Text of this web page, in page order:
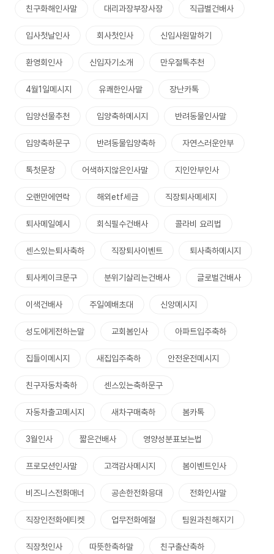
친구화해인사말 대리과장부장사장 직급별건배사
입사첫날인사 회사첫인사 신입사원말하기
환영회인사 신입자기소개 만우절톡추천
4월1일메시지 유쾌한인사말 장난카톡
입양선물추천 입양축하메시지 반려동물인사말
입양축하문구 반려동물입양축하 자연스러운안부
톡첫문장 어색하지않은인사말 지인안부인사
오랜만에연락 해외etf세금 직장퇴사메세지
퇴사메일예시 회식필수건배사 콜라비 요리법
센스있는퇴사축하 직장퇴사이벤트 퇴사축하메시지
퇴사케이크문구 분위기살리는건배사 글로벌건배사
이색건배사 주일예배초대 신앙메시지
성도에게전하는말 교회봄인사 아파트입주축하
집들이메시지 새집입주축하 안전운전메시지
친구자동차축하 센스있는축하문구
자동차출고메시지 새차구매축하 봄카톡
3월인사 짧은건배사 영양성분표보는법
프로모션인사말 고객감사메시지 봄이벤트인사
비즈니스전화매너 공손한전화응대 전화인사말
직장인전화에티켓 업무전화예절 팀원과친해지기
직장첫인사 따뜻한축하말 친구출산축하